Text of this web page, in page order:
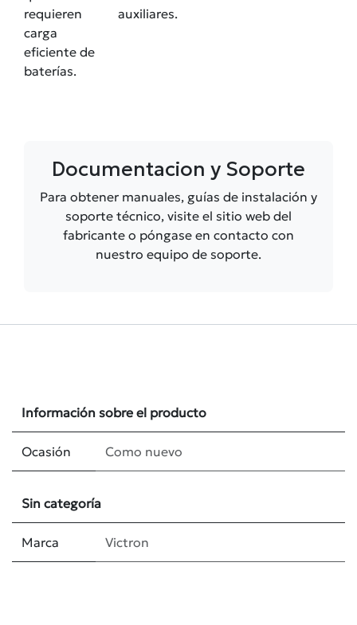
requieren
carga
eficiente de
baterías.
auxiliares.
Documentacion y Soporte
Para obtener manuales, guías de instalación y
soporte técnico, visite el sitio web del
fabricante o póngase en contacto con
nuestro equipo de soporte.
Información sobre el producto
Ocasión Como nuevo
Sin categoría
Marca Victron